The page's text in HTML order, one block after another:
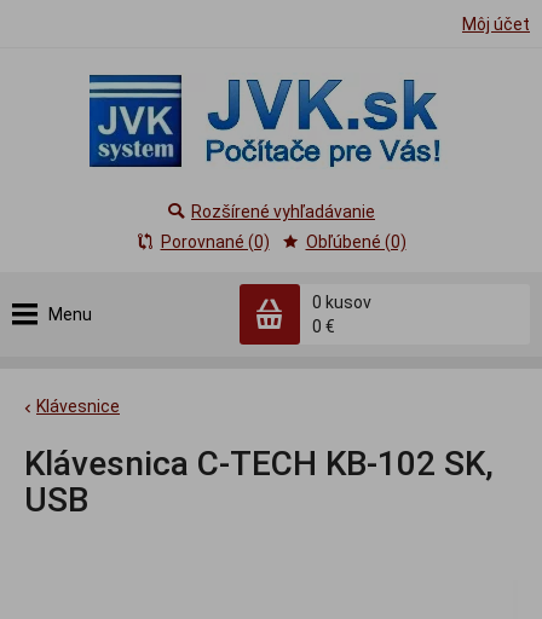
Môj účet
Menu
0 kusov
0 €
Rozšírené vyhľadávanie
Porovnané (0)
Obľúbené (0)
Klávesnice
Klávesnica C-TECH KB-102 SK,
USB